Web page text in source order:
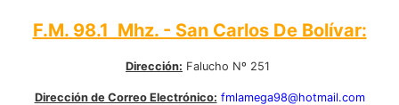
F.M. 98.1 Mhz. - San Carlos De Bolívar:
Dirección: Falucho Nº 251
Dirección de Correo Electrónico: fmlamega98@hotmail.com